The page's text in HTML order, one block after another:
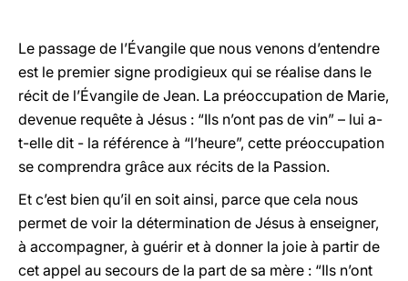
Le passage de l’Évangile que nous venons d’entendre
est le premier signe prodigieux qui se réalise dans le
récit de l’Évangile de Jean. La préoccupation de Marie,
devenue requête à Jésus : “Ils n’ont pas de vin” – lui a-
t-elle dit - la référence à “l’heure”, cette préoccupation
se comprendra grâce aux récits de la Passion.
Et c’est bien qu’il en soit ainsi, parce que cela nous
permet de voir la détermination de Jésus à enseigner,
à accompagner, à guérir et à donner la joie à partir de
cet appel au secours de la part de sa mère : “Ils n’ont